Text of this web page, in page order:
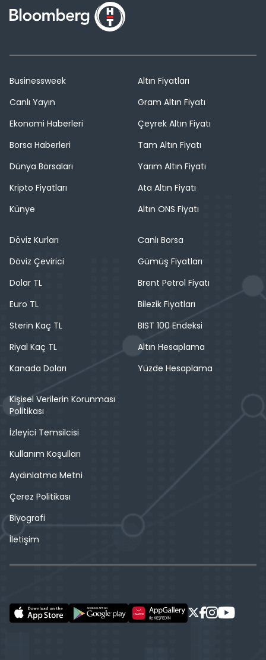
Businessweek
Canlı Yayın
Ekonomi Haberleri
Borsa Haberleri
Dünya Borsaları
Kripto Fiyatları
Künye
Altın Fiyatları
Gram Altın Fiyatı
Çeyrek Altın Fiyatı
Tam Altın Fiyatı
Yarım Altın Fiyatı
Ata Altın Fiyatı
Altın ONS Fiyatı
Döviz Kurları
Döviz Çevirici
Dolar TL
Euro TL
Sterin Kaç TL
Riyal Kaç TL
Kanada Doları
Canlı Borsa
Gümüş Fiyatları
Brent Petrol Fiyatı
Bilezik Fiyatları
BIST 100 Endeksi
Altın Hesaplama
Yüzde Hesaplama
Kişisel Verilerin Korunması
Politikası
İzleyici Temsilcisi
Kullanım Koşulları
Aydınlatma Metni
Çerez Politikası
Biyografi
İletişim